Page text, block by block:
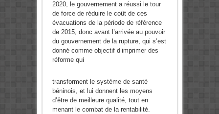
2020, le gouvernement a réussi le tour
de force de réduire le coût de ces
évacuations de la période de référence
de 2015, donc avant l’arrivée au pouvoir
du gouvernement de la rupture, qui s’est
donné comme objectif d’imprimer des
réforme qui
transforment le système de santé
béninois, et lui donnent les moyens
d’être de meilleure qualité, tout en
menant le combat de la rentabilité.